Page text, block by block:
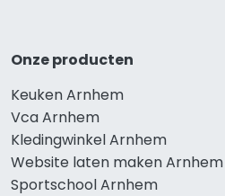
Onze producten
Keuken Arnhem
Vca Arnhem
Kledingwinkel Arnhem
Website laten maken Arnhem
Sportschool Arnhem